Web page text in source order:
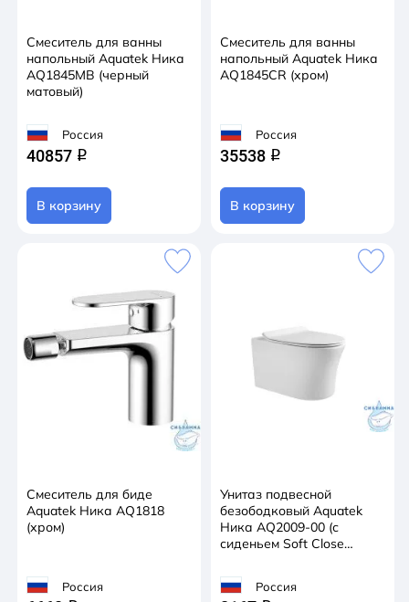
Смеситель для ванны
напольный Aquatek Ника
AQ1845MB (черный
матовый)
Россия
40857 q
В корзину
Смеситель для ванны
напольный Aquatek Ника
AQ1845CR (хром)
Россия
35538 q
В корзину
Смеситель для биде
Aquatek Ника AQ1818
(хром)
Россия
Унитаз подвесной
безободковый Aquatek
Ника AQ2009-00 (с
сиденьем Soft Close
Россия